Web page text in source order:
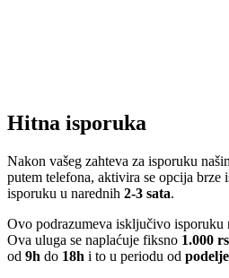
Hitna isporuka
Nakon vašeg zahteva za isporuku
putem telefona, aktivira se opcija brze
isporuku u narednih 2-3 sata.
Ovo podrazumeva isključivo isporuku
Ova uluga se naplaćuje fiksno 1.000
od 9h do 18h i to u periodu od